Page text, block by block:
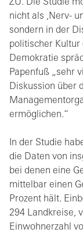
ZU. Die Studie
nicht als ,Nerv-
sondern in der
politischer Kultur
Demokratie
Papenfuß „sehr
Diskussion über
ermöglichen.“
In der Studie
die Daten von
bei denen eine
mittelbar einen
Prozent hält.
294 Landkreise,
Einwohnerzahl